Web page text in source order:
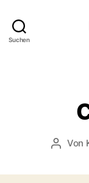
Suchen
Von